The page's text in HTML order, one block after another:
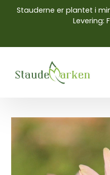
Stauderne er plantet i
Levering: